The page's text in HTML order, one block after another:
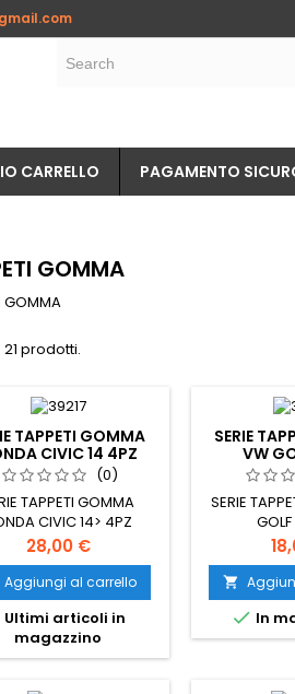
CARRELLO PAGAMENTO
GOMMA
GOMMA
prodotti.
TAPPETI GOMMA
CIVIC 14 4PZ
(0)
TAPPETI GOMMA
CIVIC 14> 4PZ
Prezzo
28,00 €
Aggiungi al carrello
Ultimi articoli in
magazzino
SERIE
VW
SERIE

 In
Aggiungi alla lista dei
((modalTitle))
((title))
Accedi